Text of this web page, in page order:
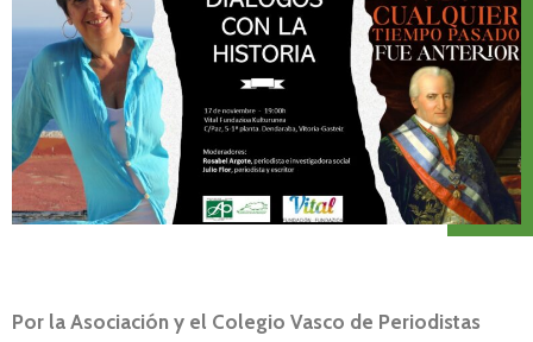
Por la Asociación y el Colegio Vasco de Periodistas